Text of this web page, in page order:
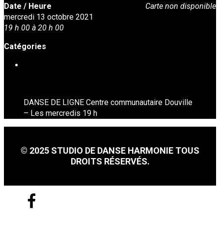
Carte non disponible
Date / Heure
mercredi 13 octobre 2021
19 h 00 à 20 h 00
Catégories
DANSE DE LIGNE Centre communautaire Douville
– Les mercredis 19 h
© 2025 STUDIO DE DANSE HARMONIE TOUS
DROITS RÉSERVÉS.